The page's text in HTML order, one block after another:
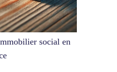
social en